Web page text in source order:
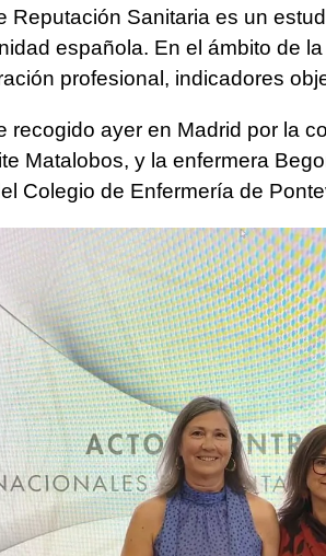
Reputación Sanitaria es un
española. En el ámbito de
profesional, indicadores
recogido ayer en Madrid por la
Matalobos, y la enfermera
Colegio de Enfermería de